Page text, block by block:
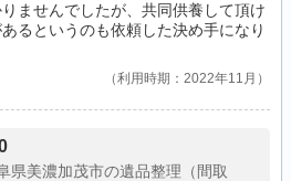
ませんでしたが、共同供養して頂け
るというのも依頼した決め手になり
利用時期：2022年11月
県美濃加茂市の遺品整理（間取